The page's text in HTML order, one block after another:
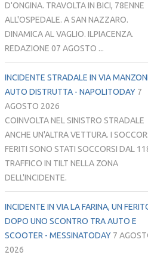
D'ONGINA. TRAVOLTA IN BICI, 78ENNE
ALL'OSPEDALE. A SAN NAZZARO.
DINAMICA AL VAGLIO. ILPIACENZA.
REDAZIONE 07 AGOSTO ...
INCIDENTE STRADALE IN VIA
AUTO DISTRUTTA - NAPOLITODAY 7
AGOSTO 2026
COINVOLTA NEL SINISTRO STRADALE
ANCHE UN'ALTRA VETTURA. I
FERITI SONO STATI SOCCORSI DAL
TRAFFICO IN TILT NELLA ZONA
DELL'INCIDENTE.
INCIDENTE IN VIA LA FARINA, UN
DOPO UNO SCONTRO TRA AUTO E
SCOOTER - MESSINATODAY 7
2026